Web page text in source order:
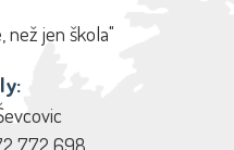
než jen škola"